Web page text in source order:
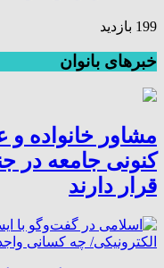
199 بازدید
خبرهای بانوان
مشاور خانواده
کنونی جامعه در
قرار دارند